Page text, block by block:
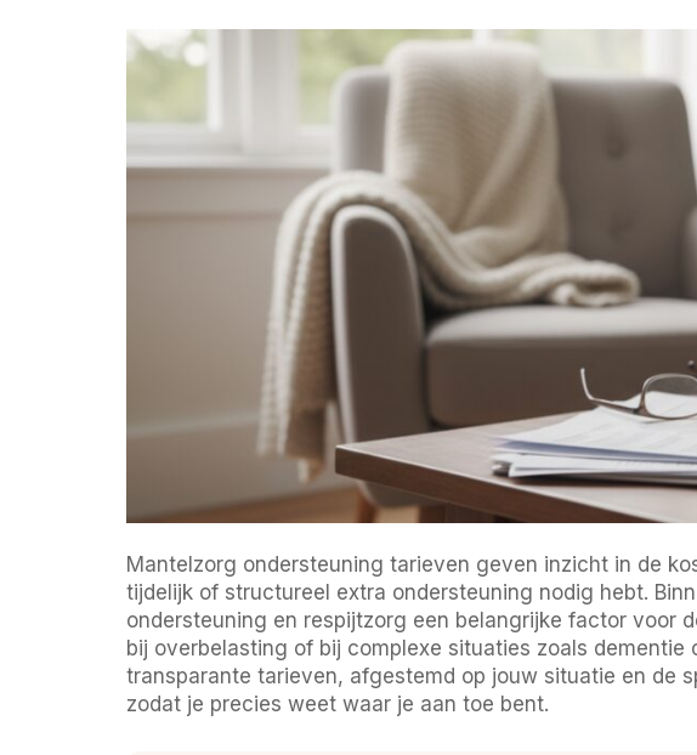
Mantelzorg ondersteuning tarieven geven inzicht in de
tijdelijk of structureel extra ondersteuning nodig hebt.
ondersteuning en respijtzorg een belangrijke factor voor
bij overbelasting of bij complexe situaties zoals
transparante tarieven, afgestemd op jouw situatie en de
zodat je precies weet waar je aan toe bent.